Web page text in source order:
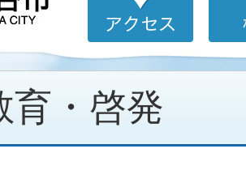
育・啓発